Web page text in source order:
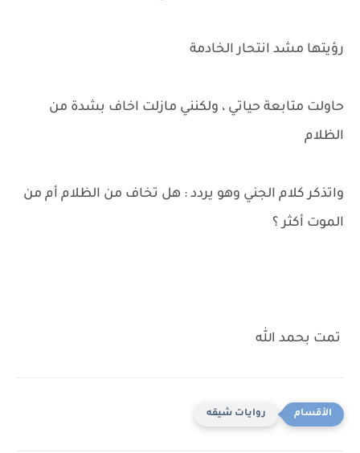
رؤيتها مشد انتحار الخادمة
حاولت متابعة حياتي ، ولكنني مازلت اخاف بشدة من
الظلام
واتذكر كلام الجني وهو يردد : هل تخاف من الظلام أم من
الموت أكثر ؟
تمت بحمد الله
روايات شيقه